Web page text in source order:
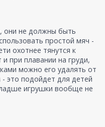
они не должны быть
простой мяч -
охотнее тянутся к
при плавании на груди,
можно его удалять от
это подойдет для детей
игрушки вообще не